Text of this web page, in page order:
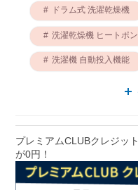
ドラム式 洗濯乾燥機
洗濯乾燥機 ヒートポ
洗濯機 自動投入機能
洗濯乾燥機 右開き
プレミアムCLUBクレジッ
が0円！